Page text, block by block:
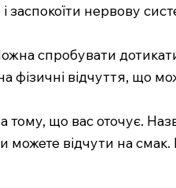
нервову
спробувати
фізичні відчуття, що
що вас оточує.
можете відчути на